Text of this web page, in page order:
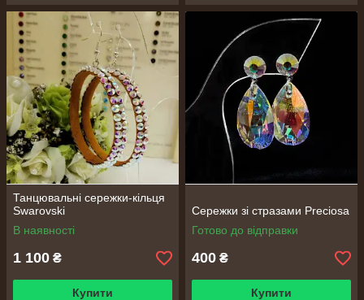
Танцювальні сережки-кільця
Swarovski
В наявності
1 100 ₴
Купити
Сережки зі стразами Preciosa
Готово до відправки
400 ₴
Купити